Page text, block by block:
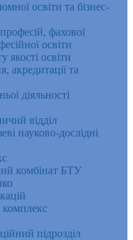
освіти та бізнес-
фахової
освіти
освіти
акредитації та
діяльності
відділ
науково-дослідні
комбінат БТУ
підрозділ